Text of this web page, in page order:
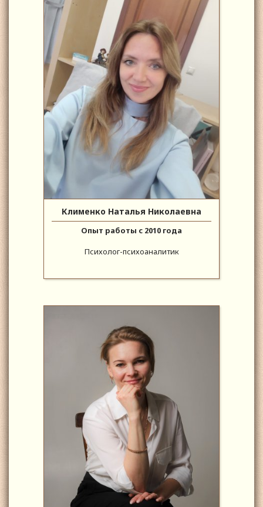
Клименко Наталья Николаевна
Опыт работы с 2010 года
Психолог-психоаналитик